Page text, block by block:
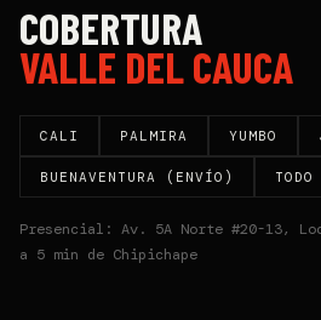
COBERTURA
VALLE DEL CAUCA
CALI PALMIRA YUMBO
BUENAVENTURA (ENVÍO)
Presencial: Av. 5A Norte #20-13,
a 5 min de Chipichape